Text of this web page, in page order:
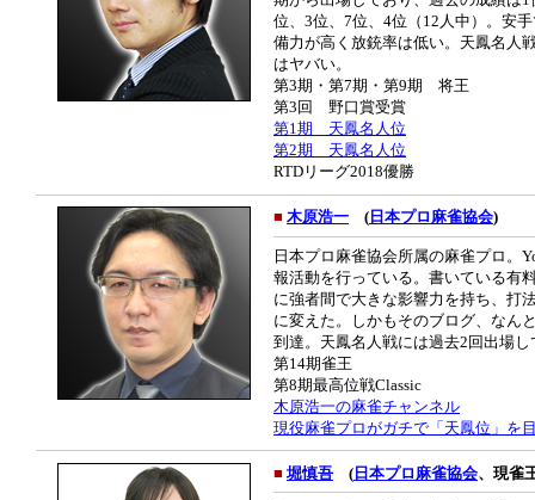
位、3位、7位、4位（12人中）。安
備力が高く放銃率は低い。天鳳名人
はヤバい。
第3期・第7期・第9期 将王
第3回 野口賞受賞
第1期 天鳳名人位
第2期 天鳳名人位
RTDリーグ2018優勝
■ 木原浩一 ( 日本プロ麻雀協会)
日本プロ麻雀協会所属の麻雀プロ。
報活動を行っている。書いている有
に強者間で大きな影響力を持ち、打
に変えた。しかもそのブログ、なん
到達。天鳳名人戦には過去2回出場
第14期雀王
第8期最高位戦Classic
木原浩一の麻雀チャンネル
現役麻雀プロがガチで「天鳳位」を
■ 堀慎吾 (日本プロ麻雀協会、現雀